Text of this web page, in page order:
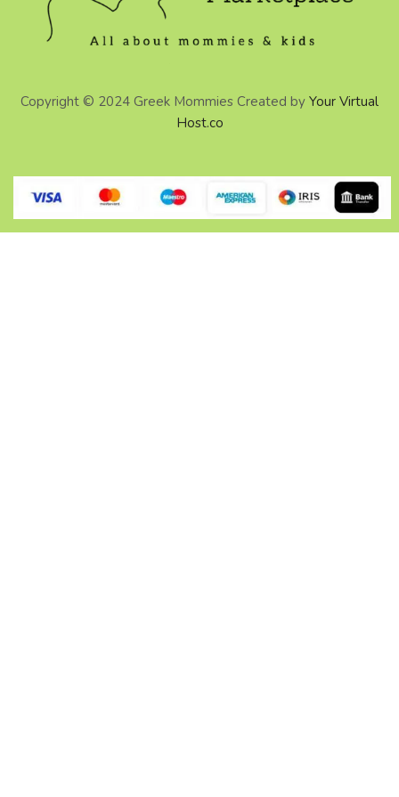
Copyright © 2024 Greek Mommies Created by Your Virtual
Host.co